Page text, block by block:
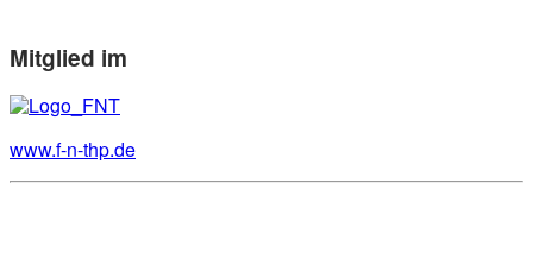
Mitglied im
www.f-n-thp.de